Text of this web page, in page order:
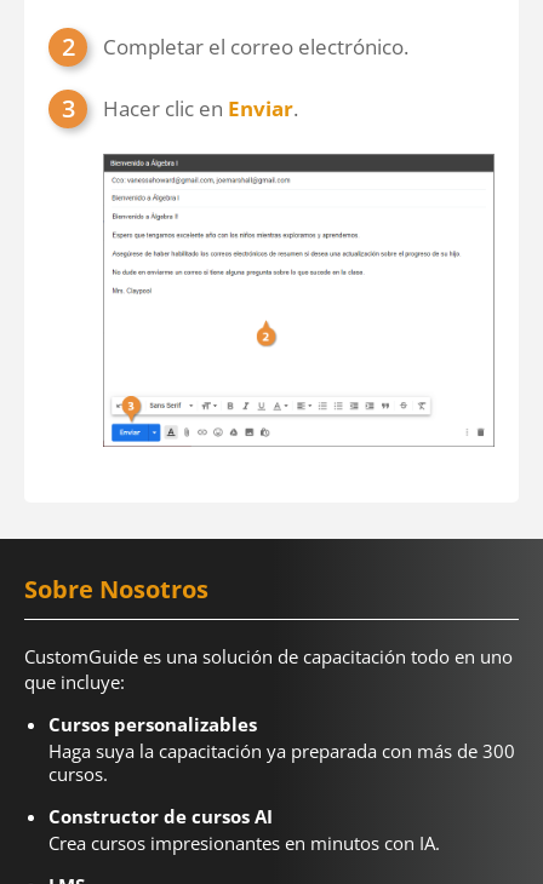
Completar el correo electrónico.
Hacer clic en Enviar.
Sobre Nosotros
CustomGuide es una solución de capacitación todo en uno
que incluye:
Cursos personalizables
Haga suya la capacitación ya preparada con más de 300
cursos.
Constructor de cursos AI
Crea cursos impresionantes en minutos con IA.